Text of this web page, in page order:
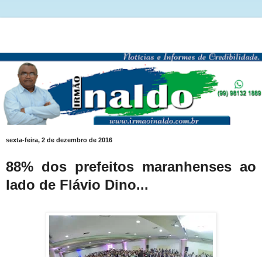
sexta-feira, 2 de dezembro de 2016
88% dos prefeitos maranhenses ao
lado de Flávio Dino...